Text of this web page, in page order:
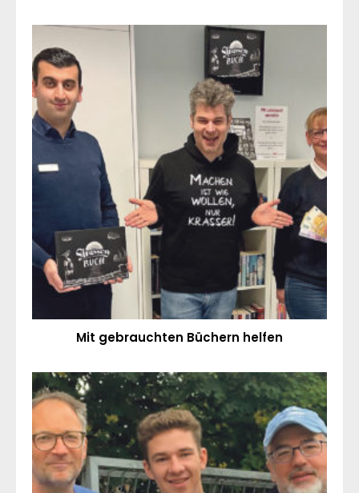
Mit gebrauchten Büchern helfen